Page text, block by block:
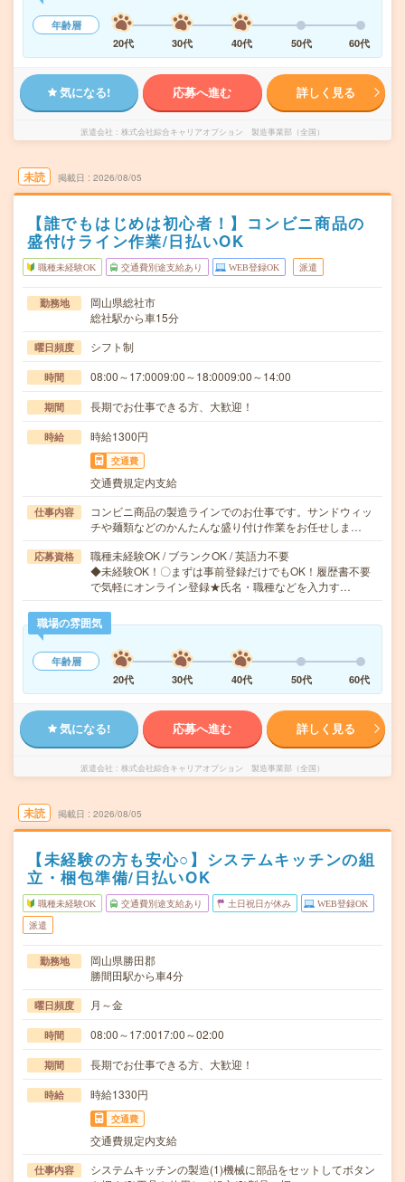
年齢層
20代
30代 40代 50代 60代
気になる! 応募へ進む 詳しく見る
派遣会社 株式会社綜合キャリアオプション 製造事業部（全国）
未読 掲載日 2026/08/05
【誰でもはじめは初心者！】コンビニ商品の
盛付けライン作業/日払いOK
職種未経験OK 交通費別途支給あり WEB登録OK 派遣
勤務地
岡山県総社市
総社駅から車15分
曜日頻度 シフト制
時間 08:00～17:0009:00～18:0009:00～14:00
期間 長期でお仕事できる方、大歓迎！
時給 時給1300円
交通費
交通費規定内支給
仕事内容
コンビニ商品の製造ラインでのお仕事です。サンドウィッ
チや麺類などのかんたんな盛り付け作業をお任せしま…
応募資格
職種未経験OK / ブランクOK / 英語力不要
◆未経験OK！〇まずは事前登録だけでもOK！履歴書不要
で気軽にオンライン登録★氏名・職種などを入力す…
職場の雰囲気
年齢層
20代
30代 40代 50代 60代
気になる! 応募へ進む 詳しく見る
派遣会社 株式会社綜合キャリアオプション 製造事業部（全国）
未読 掲載日 2026/08/05
【未経験の方も安心○】システムキッチンの組
立・梱包準備/日払いOK
職種未経験OK 交通費別途支給あり 土日祝日が休み WEB登録OK
派遣
勤務地
岡山県勝田郡
勝間田駅から車4分
曜日頻度 月～金
時間 08:00～17:0017:00～02:00
期間 長期でお仕事できる方、大歓迎！
時給 時給1330円
交通費
交通費規定内支給
仕事内容
システムキッチンの製造(1)機械に部品をセットしてボタン